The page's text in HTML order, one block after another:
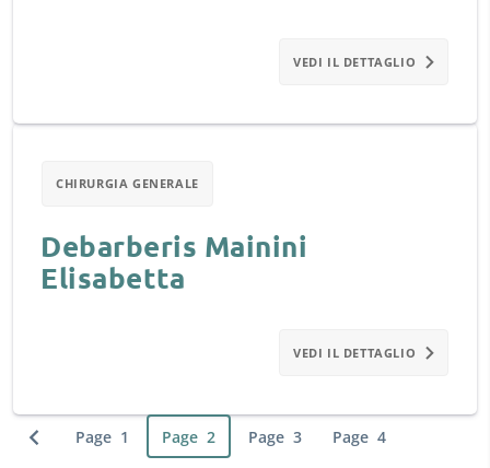
VEDI IL DETTAGLIO
CHIRURGIA GENERALE
Debarberis Mainini
Elisabetta
VEDI IL DETTAGLIO
Previous page
Page 1 Page 2 Page 3 Page 4